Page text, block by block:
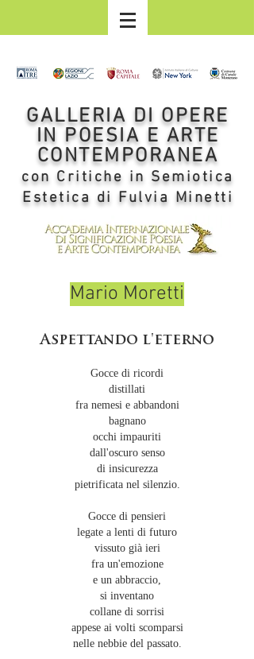
GALLERIA DI OPERE
IN POESIA E ARTE
CONTEMPORANEA
con Critiche in Semiotica
Estetica di Fulvia Minetti
Mario Moretti
Aspettando l'eterno
Gocce di ricordi
distillati
fra nemesi e abbandoni
bagnano
occhi impauriti
dall'oscuro senso
di insicurezza
pietrificata nel silenzio.
Gocce di pensieri
legate a lenti di futuro
vissuto già ieri
fra un'emozione
e un abbraccio,
si inventano
collane di sorrisi
appese ai volti scomparsi
nelle nebbie del passato.